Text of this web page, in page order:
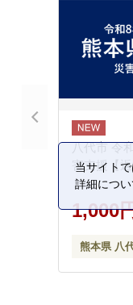
八代市 令
害支援【
1,000
熊本県 八
当サイト
詳細につ